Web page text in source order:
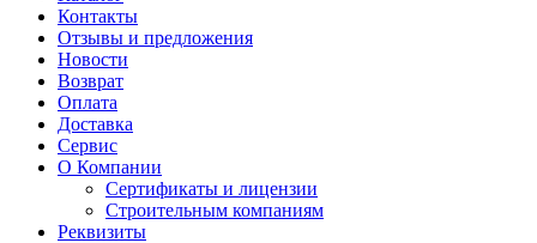
Контакты
Отзывы и предложения
Новости
Возврат
Оплата
Доставка
Сервис
О Компании
Сертификаты и лицензии
Строительным компаниям
Реквизиты